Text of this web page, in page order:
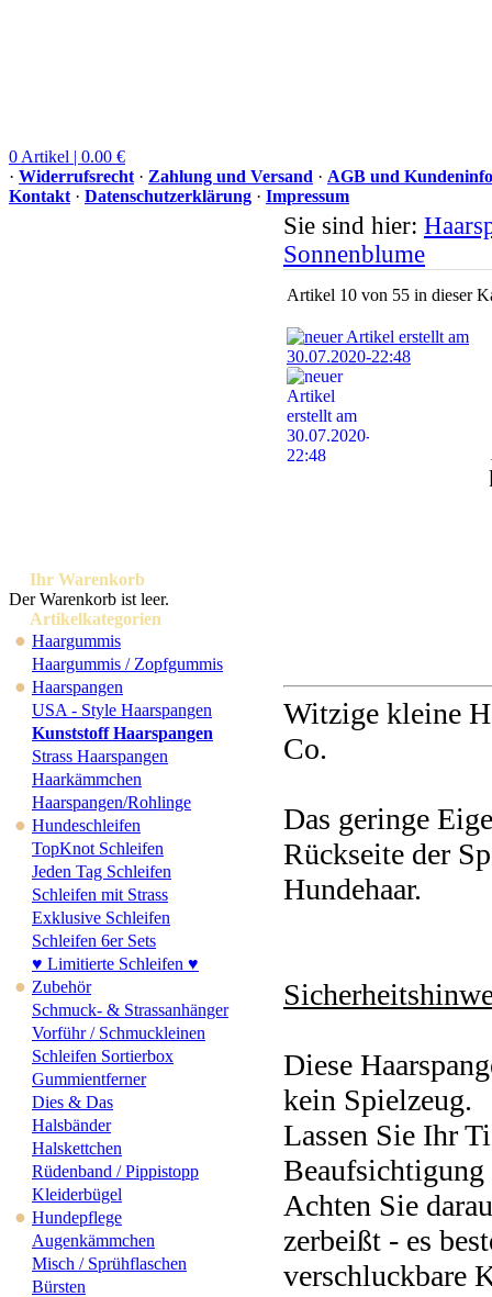
0 Artikel | 0.00 €
· Widerrufsrecht · Zahlung und Versand · AGB und
Kontakt · Datenschutzerklärung · Impressum
Ihr Warenkorb
Der Warenkorb ist leer.
Artikelkategorien
● Haargummis
Haargummis / Zopfgummis
● Haarspangen
USA - Style Haarspangen
Kunststoff Haarspangen
Strass Haarspangen
Haarkämmchen
Haarspangen/Rohlinge
● Hundeschleifen
TopKnot Schleifen
Jeden Tag Schleifen
Schleifen mit Strass
Exklusive Schleifen
Schleifen 6er Sets
♥ Limitierte Schleifen ♥
● Zubehör
Schmuck- & Strassanhänger
Vorführ / Schmuckleinen
Schleifen Sortierbox
Gummientferner
Dies & Das
Halsbänder
Halskettchen
Rüdenband / Pippistopp
Kleiderbügel
● Hundepflege
Augenkämmchen
Misch / Sprühflaschen
Bürsten
Sie sind hier:
Sonnenblume
Artikel 10 von 55 in dieser
Witzige kleine
Co.
Das geringe
Rückseite der
Hundehaar.
Diese
kein Spielzeug.
Lassen Sie Ihr
Beaufsichtigung
Achten Sie
zerbeißt - es
verschluckbare